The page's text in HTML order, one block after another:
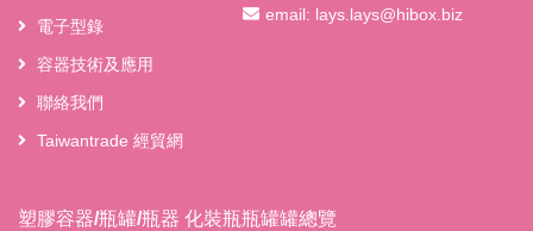
電子型錄
容器技術及應用
聯絡我們
Taiwantrade 經貿網
塑膠容器/瓶罐/瓶器 化裝瓶瓶罐罐總覽
email: lays.lays@hibox.biz